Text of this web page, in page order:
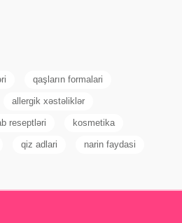
qaşların formalari
allergik xəstəliklər
reseptləri kosmetika
qiz adlari narin faydasi